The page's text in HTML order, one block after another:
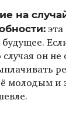
на
эта
случая он
молодым и